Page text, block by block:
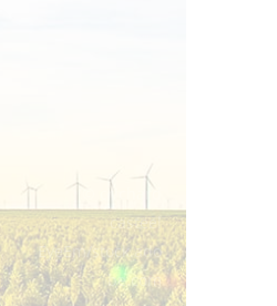
casteel
EyeEm/stock.ado
be.com